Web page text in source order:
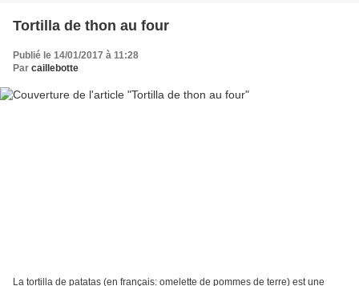
Tortilla de thon au four
Publié le 14/01/2017 à 11:28
Par caillebotte
La tortilla de patatas (en français: omelette de pommes de terre) est une